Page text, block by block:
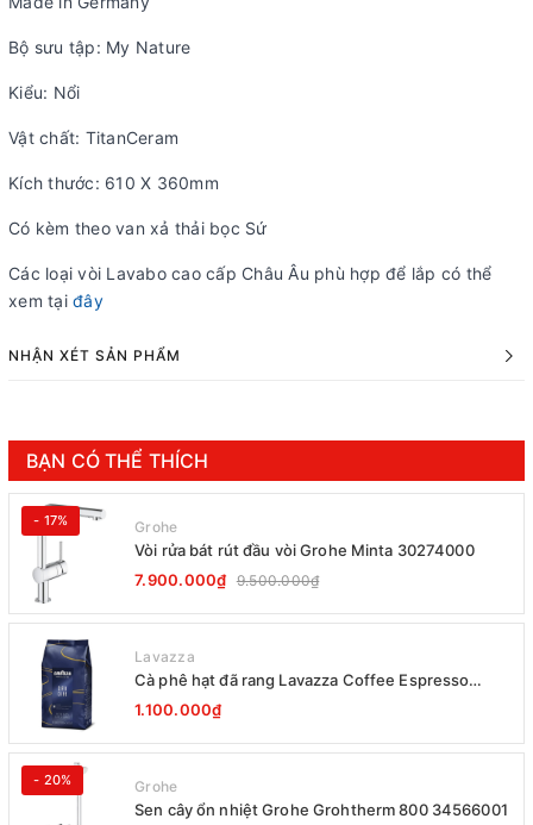
Bộ sưu tập: My Nature
Kiểu: Nổi
Vật chất: TitanCeram
Kích thước: 610 X 360mm
Có kèm theo van xả thải bọc Sứ
Các loại vòi Lavabo cao cấp Châu Âu phù hợp để lắp có thể
xem tại đây
NHẬN XÉT SẢN PHẨM
BẠN CÓ THỂ THÍCH
- 17% Grohe
Vòi rửa bát rút đầu vòi Grohe Minta 30274000
7.900.000₫ 9.500.000₫
Lavazza
Cà phê hạt đã rang Lavazza Coffee Espresso
Super Crema 1000g Date 12-2027
1.100.000₫
- 20% Grohe
Sen cây ổn nhiệt Grohe Grohtherm 800 34566001